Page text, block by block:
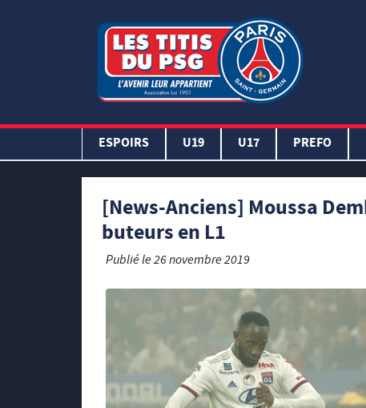
ESPOIRS U19 U17 PREFO
[News-Anciens] Moussa
buteurs en L1
Publié le26 novembre 2019